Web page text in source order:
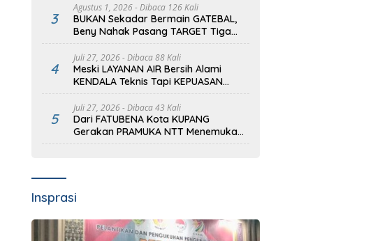
3
Agustus 1, 2026- Dibaca 126 Kali
BUKAN Sekadar Bermain GATEBAL,
Beny Nahak Pasang TARGET Tiga
Emas PON 2028
4
Juli 27, 2026- Dibaca 88 Kali
Meski LAYANAN AIR Bersih Alami
KENDALA Teknis Tapi KEPUASAN
Konsumen adalah KEUTAMAAN
5
Juli 27, 2026- Dibaca 43 Kali
Dari FATUBENA Kota KUPANG
Gerakan PRAMUKA NTT Menemukan
Kembali RUMAH Besarnya
Insprasi